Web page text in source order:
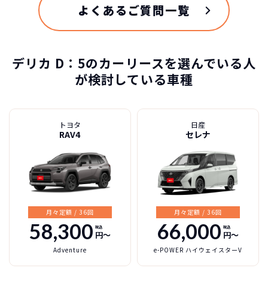
カーリースって結局ローンで
買うより高いんで
すよね？
総支払い金額
比べれば一目
瞭然！
圧倒的な安さが
お分かりいた
だけます。
新車に乗りたいけど、まとまったお金がない。
ボーナスも
頭金・ボーナス払い・車検が不要！
月額以外は一切不要の定額料
金
たしかに安いけど、自分のものにならないんで
しょ？
所有の方がリスクがいっぱい！
3年ごとに新車に
乗換えるカ
ーライフ
※車種により契約年数は異なります
三菱自動車
デリカ D：5の特徴
よくあるご質問一覧
デリカ D：5のカーリースを選んでいる人
が検討している車種
トヨタ
RAV4
月々定額 / 36回
58,300 税込
円〜
Adventure
日産
セレナ
月々定額 / 36回
66,000 税込
円〜
e-POWER ハイウェイスターV